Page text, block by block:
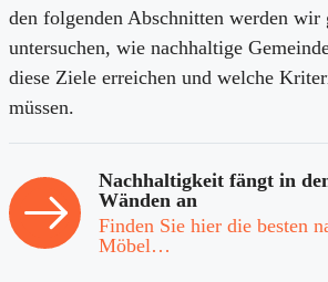
den folgenden Abschnitten werden wir
untersuchen, wie nachhaltige
diese Ziele erreichen und welche
müssen.
Nachhaltigkeit fängt in
Wänden an
Finden Sie hier die besten
Möbel…